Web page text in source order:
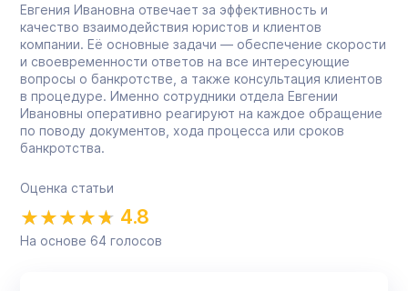
Евгения Ивановна отвечает за эффективность и
качество взаимодействия юристов и клиентов
компании. Её основные задачи — обеспечение скорости
и своевременности ответов на все интересующие
вопросы о банкротстве, а также консультация клиентов
в процедуре. Именно сотрудники отдела Евгении
Ивановны оперативно реагируют на каждое обращение
по поводу документов, хода процесса или сроков
банкротства.
Оценка статьи
4.8
На основе 64 голосов